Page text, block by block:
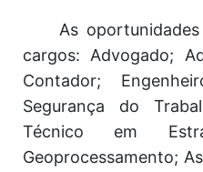
As
cargos: Advogado;
Contador;
Segurança do
Técnico em
Geoprocessamento;